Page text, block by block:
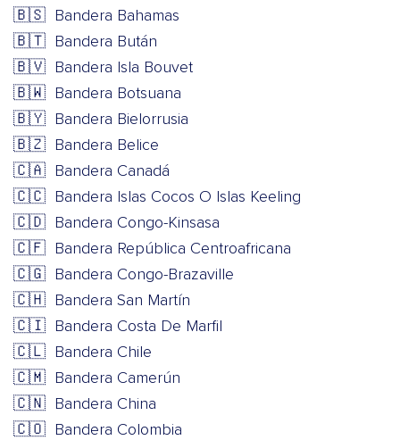
🇧🇸 Bandera Bahamas
🇧🇹 Bandera Bután
🇧🇻 Bandera Isla Bouvet
🇧🇼 Bandera Botsuana
🇧🇾 Bandera Bielorrusia
🇧🇿 Bandera Belice
🇨🇦 Bandera Canadá
🇨🇨 Bandera Islas Cocos O Islas Keeling
🇨🇩 Bandera Congo-Kinsasa
🇨🇫 Bandera República Centroafricana
🇨🇬 Bandera Congo-Brazaville
🇨🇭 Bandera San Martín
🇨🇮 Bandera Costa De Marfil
🇨🇱 Bandera Chile
🇨🇲 Bandera Camerún
🇨🇳 Bandera China
🇨🇴 Bandera Colombia